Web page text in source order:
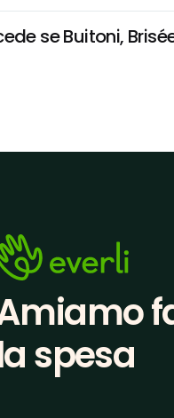
se Buitoni,
spesa